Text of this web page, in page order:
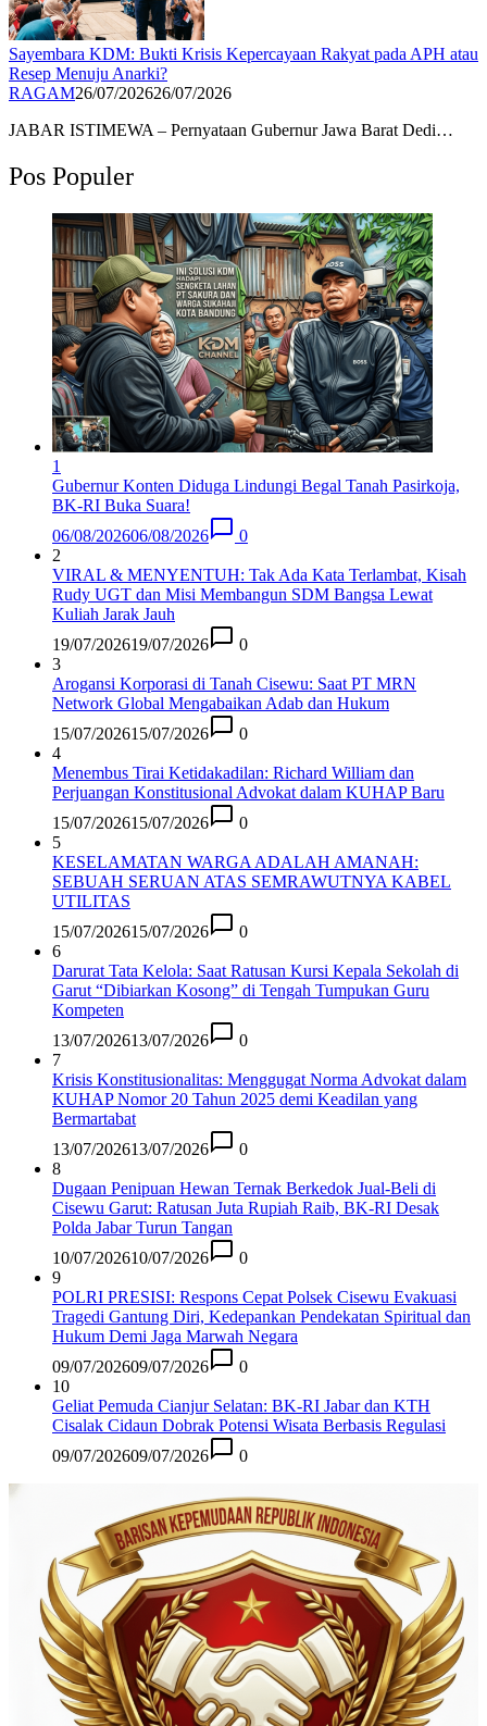
Sayembara KDM: Bukti Krisis Kepercayaan Rakyat pada APH atau
Resep Menuju Anarki?​
RAGAM26/07/202626/07/2026
JABAR ISTIMEWA – Pernyataan Gubernur Jawa Barat Dedi…
Pos Populer
1
Gubernur Konten Diduga Lindungi Begal Tanah Pasirkoja,
BK-RI Buka Suara!
06/08/202606/08/2026
0
2
VIRAL & MENYENTUH: Tak Ada Kata Terlambat, Kisah
Rudy UGT dan Misi Membangun SDM Bangsa Lewat
Kuliah Jarak Jauh
19/07/202619/07/2026
0
3
Arogansi Korporasi di Tanah Cisewu: Saat PT MRN
Network Global Mengabaikan Adab dan Hukum
15/07/202615/07/2026
0
4
Menembus Tirai Ketidakadilan: Richard William dan
Perjuangan Konstitusional Advokat dalam KUHAP Baru
15/07/202615/07/2026
0
5
KESELAMATAN WARGA ADALAH AMANAH:
SEBUAH SERUAN ATAS SEMRAWUTNYA KABEL
UTILITAS
15/07/202615/07/2026
0
6
Darurat Tata Kelola: Saat Ratusan Kursi Kepala Sekolah di
Garut “Dibiarkan Kosong” di Tengah Tumpukan Guru
Kompeten
13/07/202613/07/2026
0
7
Krisis Konstitusionalitas: Menggugat Norma Advokat dalam
KUHAP Nomor 20 Tahun 2025 demi Keadilan yang
Bermartabat
13/07/202613/07/2026
0
8
Dugaan Penipuan Hewan Ternak Berkedok Jual-Beli di
Cisewu Garut: Ratusan Juta Rupiah Raib, BK-RI Desak
Polda Jabar Turun Tangan
10/07/202610/07/2026
0
9
POLRI PRESISI: Respons Cepat Polsek Cisewu Evakuasi
Tragedi Gantung Diri, Kedepankan Pendekatan Spiritual dan
Hukum Demi Jaga Marwah Negara
09/07/202609/07/2026
0
10
Geliat Pemuda Cianjur Selatan: BK-RI Jabar dan KTH
Cisalak Cidaun Dobrak Potensi Wisata Berbasis Regulasi
09/07/202609/07/2026 0